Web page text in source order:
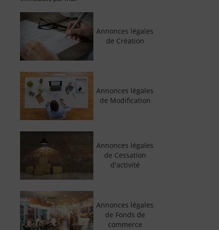
Annonces légales
de Création
Annonces légales
de Modification
Annonces légales
de Cessation
d'activité
Annonces légales
de Fonds de
commerce